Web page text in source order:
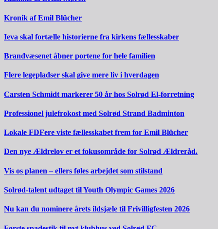
Kronik af Emil Blücher
Ieva skal fortælle historierne fra kirkens fællesskaber
Brandvæsenet åbner portene for hele familien
Flere legepladser skal give mere liv i hverdagen
Carsten Schmidt markerer 50 år hos Solrød El-forretning
Professionel julefrokost med Solrød Strand Badminton
Lokale FDFere viste fællesskabet frem for Emil Blücher
Den nye Ældrelov er et fokusområde for Solrød Ældreråd.
Vis os planen – ellers føles arbejdet som stilstand
Solrød-talent udtaget til Youth Olympic Games 2026
Nu kan du nominere årets ildsjæle til Frivilligfesten 2026